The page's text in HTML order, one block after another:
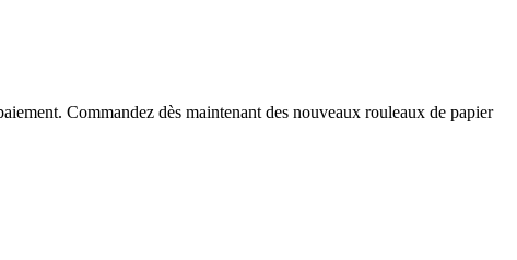
Commandez dès maintenant des nouveaux rouleaux de papier